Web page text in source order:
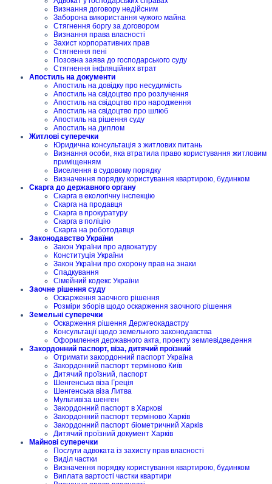
Визнання договору недійсним
Заборона використання чужого майна
Стягнення боргу за договором
Визнання права власності
Захист корпоративних прав
Стягнення пені
Позовна заява до господарського суду
Стягнення інфляційних втрат
Апостиль на документи
Апостиль на довідку про несудимість
Апостиль на свідоцтво про розлучення
Апостиль на свідоцтво про народження
Апостиль на свідоцтво про шлюб
Апостиль на рішення суду
Апостиль на диплом
Житлові суперечки
Юридична консультація з житлових питань
Визнання особи, яка втратила право користування житловим
приміщенням
Виселення в судовому порядку
Визначення порядку користування квартирою, будинком
Скарга до державного органу
Скарга в екологічну інспекцію
Скарга на продавця
Скарга в прокуратуру
Скарга в поліцію
Скарга на роботодавця
Законодавство України
Закон України про адвокатуру
Конституція України
Закон України про охорону прав на знаки
Спадкування
Сімейний кодекс України
Заочне рішення суду
Оскарження заочного рішення
Розміри зборів щодо оскарження заочного рішення
Земельні суперечки
Оскарження рішення Держгеокадастру
Консультації щодо земельного законодавства
Оформлення державного акта, проекту землевідведення
Закордонний паспорт, віза, дитячий проїзний
Отримати закордонний паспорт Україна
Закордонний паспорт терміново Київ
Дитячий проїзний, паспорт
Шенгенська віза Греція
Шенгенська віза Литва
Мультивіза шенген
Закордонний паспорт в Харкові
Закордонний паспорт терміново Харків
Закордонний паспорт біометричний Харків
Дитячий проїзний документ Харків
Майнові суперечки
Послуги адвоката із захисту прав власності
Виділ частки
Визначення порядку користування квартирою, будинком
Виплата вартості частки квартири